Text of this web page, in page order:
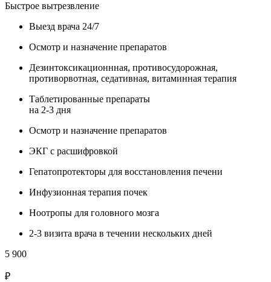
Быстрое вытрезвление
Выезд врача 24/7
Осмотр и назначение препаратов
Дезинтоксикационнная, противосудорожная,
противорвотная, седативная, витаминная терапия
Таблетированные препараты
на 2-3 дня
Осмотр и назначение препаратов
ЭКГ с расшифровкой
Гепатопротекторы для восстановления печени
Инфузионная терапия почек
Ноотропы для головного мозга
2-3 визита врача в течении нескольких дней
5 900
₽